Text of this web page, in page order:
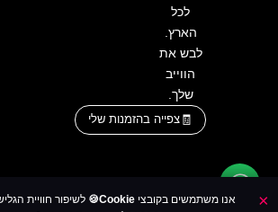
בחר מידה,בחר צבע
לכל
הארץ.
לבש את
הווייב
שלך.
צפייה בהזמנות שלי
× אנו משתמשים בקובצי Cookie🍪
לשיפור חוויית